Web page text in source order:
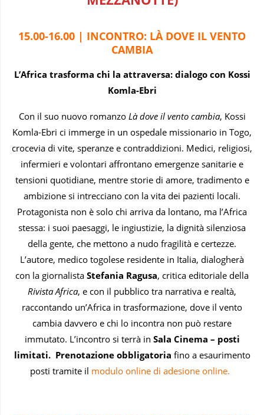
15.00-16.00 | INCONTRO: LÀ DOVE IL VENTO
CAMBIA
L’Africa trasforma chi la attraversa: dialogo con Kossi
Komla-Ebri
Con il suo nuovo romanzo Là dove il vento cambia, Kossi
Komla-Ebri ci immerge in un ospedale missionario in Togo,
crocevia di vite, speranze e contraddizioni. Medici, religiosi,
infermieri e volontari affrontano emergenze sanitarie e
tensioni quotidiane, mentre storie di amore, tradimento e
ambizione si intrecciano con la vita dei pazienti locali.
Protagonista non è solo chi arriva da lontano, ma l’Africa
stessa: i suoi paesaggi, le ingiustizie, la dignità silenziosa
della gente, che mettono a nudo fragilità e certezze.
L’autore, medico togolese residente in Italia, dialogherà
con la giornalista Stefania Ragusa, critica editoriale della
Rivista Africa, e con il pubblico tra narrativa e realtà,
raccontando un’Africa in trasformazione, dove il vento
cambia davvero e chi lo incontra non può restare
immutato. L’incontro si terrà in Sala Cinema – posti
limitati. Prenotazione obbligatoria fino a esaurimento
posti tramite il modulo online di adesione online.